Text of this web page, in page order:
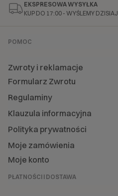
EKSPRESOWA WYSYŁKA
KUP DO 17:00 - WYŚLEMY DZISIAJ
POMOC
Zwroty i reklamacje
Formularz Zwrotu
Regulaminy
Klauzula informacyjna
Polityka prywatności
Moje zamówienia
Moje konto
PŁATNOŚCI I DOSTAWA